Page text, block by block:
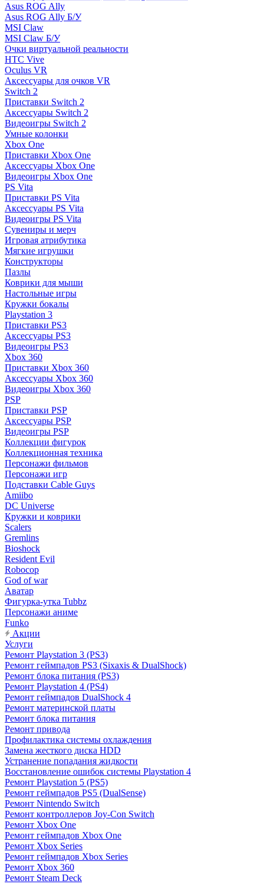
Asus ROG Ally
Asus ROG Ally Б/У
MSI Claw
MSI Claw Б/У
Очки виртуальной реальности
HTC Vive
Oculus VR
Аксессуары для очков VR
Switch 2
Приставки Switch 2
Аксессуары Switch 2
Видеоигры Switch 2
Умные колонки
Xbox One
Приставки Xbox One
Аксессуары Xbox One
Видеоигры Xbox One
PS Vita
Приставки PS Vita
Аксессуары PS Vita
Видеоигры PS Vita
Сувениры и мерч
Игровая атрибутика
Мягкие игрушки
Конструкторы
Пазлы
Коврики для мыши
Настольные игры
Кружки бокалы
Playstation 3
Приставки PS3
Аксессуары PS3
Видеоигры PS3
Xbox 360
Приставки Xbox 360
Аксессуары Xbox 360
Видеоигры Xbox 360
PSP
Приставки PSP
Аксессуары PSP
Видеоигры PSP
Коллекции фигурок
Коллекционная техника
Персонажи фильмов
Персонажи игр
Подставки Cable Guys
Amiibo
DC Universe
Кружки и коврики
Scalers
Gremlins
Bioshock
Resident Evil
Robocop
God of war
Аватар
Фигурка-утка Tubbz
Персонажи аниме
Funko
Акции
Услуги
Ремонт Playstation 3 (PS3)
Ремонт геймпадов PS3 (Sixaxis & DualShock)
Ремонт блока питания (PS3)
Ремонт Playstation 4 (PS4)
Ремонт геймпадов DualShock 4
Ремонт материнской платы
Ремонт блока питания
Ремонт привода
Профилактика системы охлаждения
Замена жесткого диска HDD
Устранение попадания жидкости
Восстановление ошибок системы Playstation 4
Ремонт Playstation 5 (PS5)
Ремонт геймпадов PS5 (DualSense)
Ремонт Nintendo Switch
Ремонт контроллеров Joy-Con Switch
Ремонт Xbox One
Ремонт геймпадов Xbox One
Ремонт Xbox Series
Ремонт геймпадов Xbox Series
Ремонт Xbox 360
Ремонт Steam Deck